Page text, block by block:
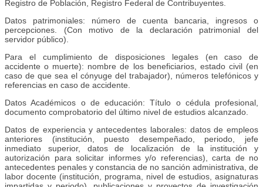
Registro de Población, Registro Federal de Contribuyentes.
Datos patrimoniales: número de cuenta bancaria, ingresos o
percepciones. (Con motivo de la declaración patrimonial del
servidor público).
Para el cumplimiento de disposiciones legales (en caso de
accidente o muerte): nombre de los beneficiarios, estado civil (en
caso de que sea el cónyuge del trabajador), números telefónicos y
referencias en caso de accidente.
Datos Académicos o de educación: Título o cédula profesional,
documento comprobatorio del último nivel de estudios alcanzado.
Datos de experiencia y antecedentes laborales: datos de empleos
anteriores (institución, puesto desempeñado, periodo, jefe
inmediato superior, datos de localización de la institución y
autorización para solicitar informes y/o referencias), carta de no
antecedentes penales y constancia de no sanción administrativa, de
labor docente (institución, programa, nivel de estudios, asignaturas